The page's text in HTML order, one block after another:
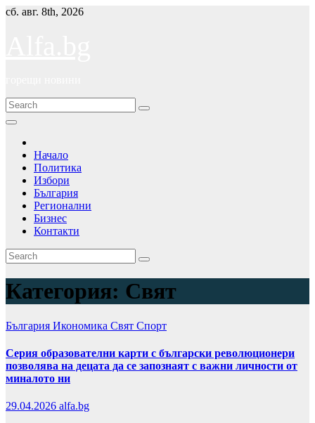
Skip
сб. авг. 8th, 2026
Начало
Политика
Избори
България
Регионални
Бизнес
Контакти
Категория: Свят
България Икономика Свят Спорт
Серия образователни карти с български революционери
позволява на децата да се запознаят с важни личности от
миналото ни
29.04.2026 alfa.bg